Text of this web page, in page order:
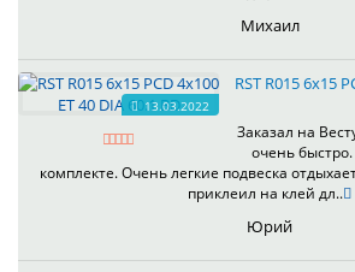
Михаил
13.03.2022
RST R015 6x15
Заказал на
очень
комплекте. Очень легкие подвеска
приклеил на клей дл..
Юрий